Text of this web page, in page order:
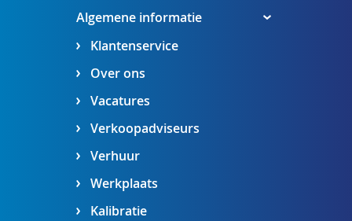
Algemene informatie
Klantenservice
Over ons
Vacatures
Verkoopadviseurs
Verhuur
Werkplaats
Kalibratie